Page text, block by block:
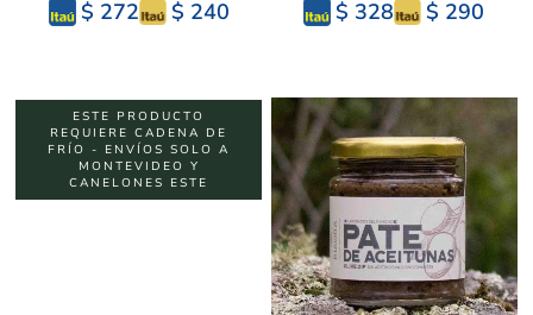
$ 272
$ 240
$ 328
$ 290
ESTE PRODUCTO
REQUIERE CADENA DE
FRÍO - ENVÍOS SOLO A
MONTEVIDEO Y
CANELONES ESTE